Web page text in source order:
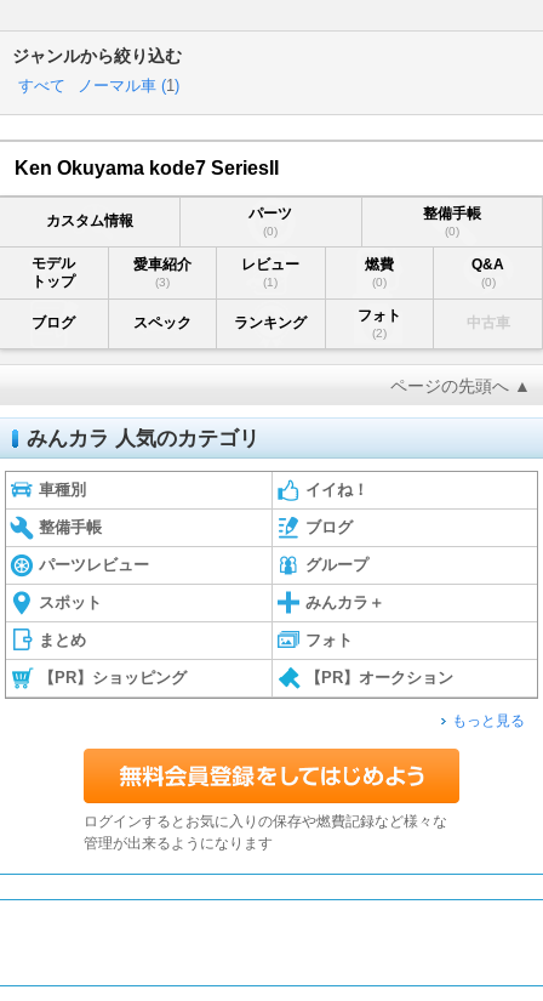
ジャンルから絞り込む
すべて ノーマル車 (1 )
Ken Okuyama kode7 SeriesII
カスタム情報 パーツ
(0)
整備手帳
(0)
モデル
トップ
愛車紹介
(3)
レビュー
(1)
燃費
(0)
Q&A
(0)
ブログ スペック ランキング フォト
(2)
中古車
ページの先頭へ ▲
みんカラ 人気のカテゴリ
車種別 イイね！
整備手帳 ブログ
パーツレビュー グループ
スポット みんカラ＋
まとめ フォト
【PR】ショッピング 【PR】オークション
もっと見る
ログインするとお気に入りの保存や燃費記録など様々な
管理が出来るようになります